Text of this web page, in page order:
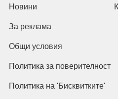
Новини
За реклама
Общи условия
Политика за поверителност
Политика на 'Бисквитките'